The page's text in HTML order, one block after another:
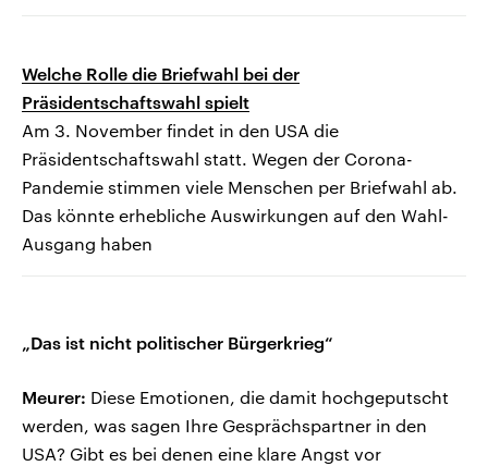
Welche Rolle die Briefwahl bei der
Präsidentschaftswahl spielt
Am 3. November findet in den USA die
Präsidentschaftswahl statt. Wegen der Corona-
Pandemie stimmen viele Menschen per Briefwahl ab.
Das könnte erhebliche Auswirkungen auf den Wahl-
Ausgang haben
„Das ist nicht politischer Bürgerkrieg“
Meurer: Diese Emotionen, die damit hochgeputscht
werden, was sagen Ihre Gesprächspartner in den
USA? Gibt es bei denen eine klare Angst vor